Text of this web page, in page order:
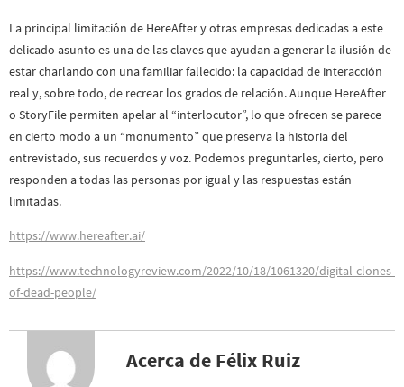
La principal limitación de HereAfter y otras empresas dedicadas a este
delicado asunto es una de las claves que ayudan a generar la ilusión de
estar charlando con una familiar fallecido: la capacidad de interacción
real y, sobre todo, de recrear los grados de relación. Aunque HereAfter
o StoryFile permiten apelar al “interlocutor”, lo que ofrecen se parece
en cierto modo a un “monumento” que preserva la historia del
entrevistado, sus recuerdos y voz. Podemos preguntarles, cierto, pero
responden a todas las personas por igual y las respuestas están
limitadas.
https://www.hereafter.ai/
https://www.technologyreview.com/2022/10/18/1061320/digital-clones-
of-dead-people/
Acerca de Félix Ruiz